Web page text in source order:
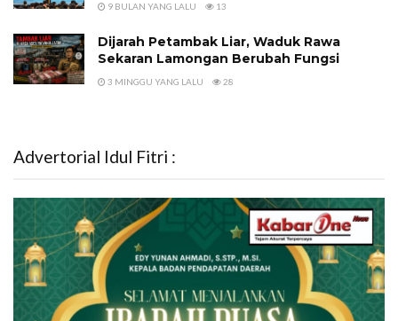
9 BULAN YANG LALU 13
Dijarah Petambak Liar, Waduk Rawa
Sekaran Lamongan Berubah Fungsi
3 MINGGU YANG LALU 28
Advertorial Idul Fitri :